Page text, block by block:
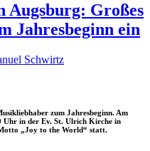
Augsburg: Großes
Jahresbeginn ein
Schwirtz
zum Jahresbeginn. Am
Uhr in der Ev. St. Ulrich Kirche in
„Joy to the World“ statt.